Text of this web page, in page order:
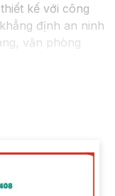
kế với công
định an ninh
văn phòng
sản phẩm
IP,
wifi, camera
lượng dịch vụ